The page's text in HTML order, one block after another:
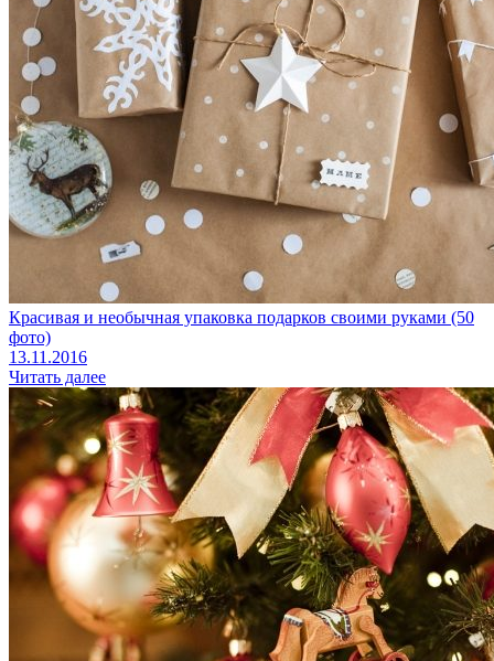
Красивая и необычная упаковка подарков своими руками (50
фото)
13.11.2016
Читать далее